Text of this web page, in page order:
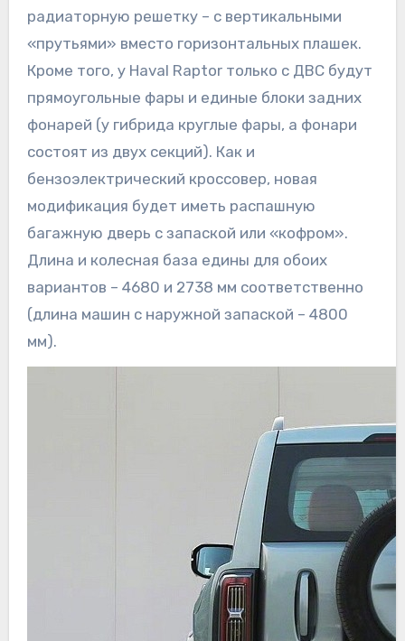
радиаторную решетку – с вертикальными
«прутьями» вместо горизонтальных плашек.
Кроме того, у Haval Raptor только с ДВС будут
прямоугольные фары и единые блоки задних
фонарей (у гибрида круглые фары, а фонари
состоят из двух секций). Как и
бензоэлектрический кроссовер, новая
модификация будет иметь распашную
багажную дверь с запаской или «кофром».
Длина и колесная база едины для обоих
вариантов – 4680 и 2738 мм соответственно
(длина машин с наружной запаской – 4800
мм).